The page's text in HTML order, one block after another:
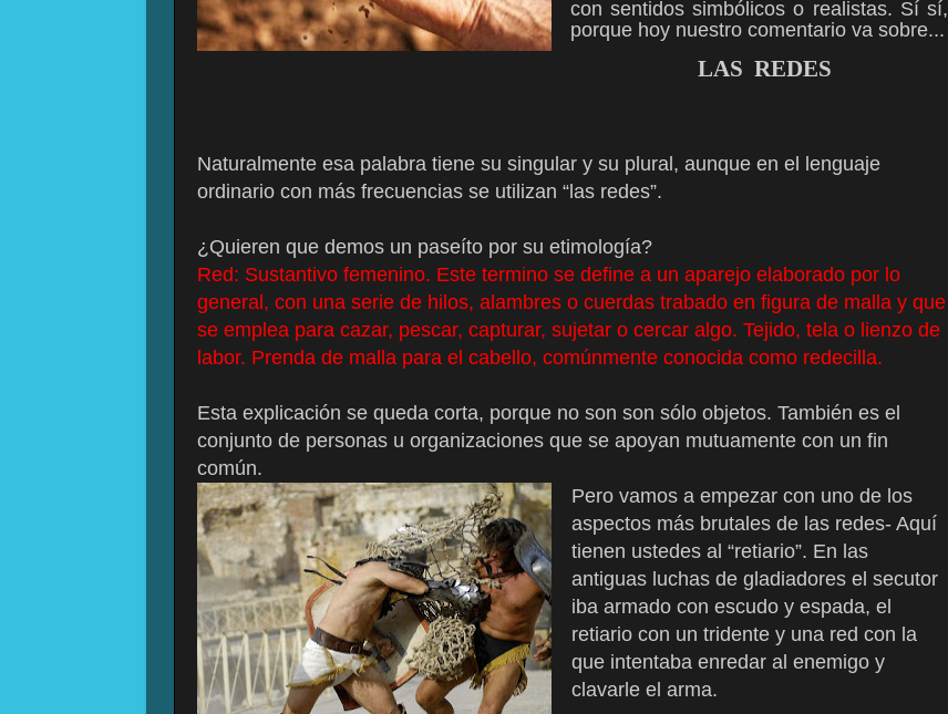
con sentidos simbólicos o realistas. Sí sí,
porque hoy nuestro comentario va sobre...
LAS REDES
Naturalmente esa palabra tiene su singular y su plural, aunque en el lenguaje
ordinario con más frecuencias se utilizan “las redes”.
¿Quieren que demos un paseíto por su etimología?
Red: Sustantivo femenino. Este termino se define a un aparejo elaborado por lo
general, con una serie de hilos, alambres o cuerdas trabado en figura de malla y que
se emplea para cazar, pescar, capturar, sujetar o cercar algo. Tejido, tela o lienzo de
labor. Prenda de malla para el cabello, comúnmente conocida como redecilla.
Esta explicación se queda corta, porque no son son sólo objetos. También es el
conjunto de personas u organizaciones que se apoyan mutuamente con un fin
común.
Pero vamos a empezar con uno de los
aspectos más brutales de las redes- Aquí
tienen ustedes al “retiario”. En las
antiguas luchas de gladiadores el secutor
iba armado con escudo y espada, el
retiario con un tridente y una red con la
que intentaba enredar al enemigo y
clavarle el arma.